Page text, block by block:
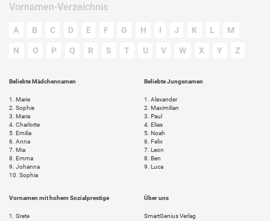
Vornamen-Verzeichnis
A B C D E F G H I J K L M
N O P Q R S T U V W X Y Z
Beliebte Mädchennamen
1. Marie
2. Sophie
3. Maria
4. Charlotte
5. Emilia
6. Anna
7. Mia
8. Emma
9. Johanna
10. Sophia
Beliebte Jungsnamen
1. Alexander
2. Maximilian
3. Paul
4. Elias
5. Noah
6. Felix
7. Leon
8. Ben
9. Luca
Vornamen mit hohem Sozialprestige
1. Grete
Über uns
SmartGenius Verlag